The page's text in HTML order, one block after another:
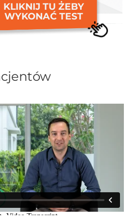
KLIKNIJ TU ŻEBY
WYKONAĆ TEST